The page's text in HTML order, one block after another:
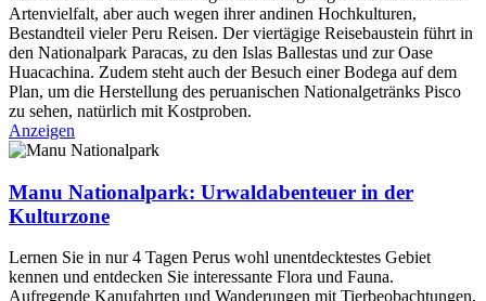
Artenvielfalt, aber auch wegen ihrer andinen Hochkulturen,
Bestandteil vieler Peru Reisen. Der viertägige Reisebaustein führt in
den Nationalpark Paracas, zu den Islas Ballestas und zur Oase
Huacachina. Zudem steht auch der Besuch einer Bodega auf dem
Plan, um die Herstellung des peruanischen Nationalgetränks Pisco
zu sehen, natürlich mit Kostproben.
Anzeigen
Manu Nationalpark: Urwaldabenteuer in der
Kulturzone
Lernen Sie in nur 4 Tagen Perus wohl unentdecktestes Gebiet
kennen und entdecken Sie interessante Flora und Fauna.
Aufregende Kanufahrten und Wanderungen mit Tierbeobachtungen,